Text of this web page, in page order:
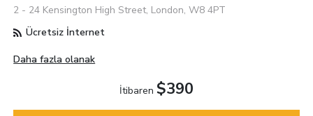
2 - 24 Kensington High Street, London, W8 4PT
Ücretsiz İnternet
Daha fazla olanak
İtibaren $390